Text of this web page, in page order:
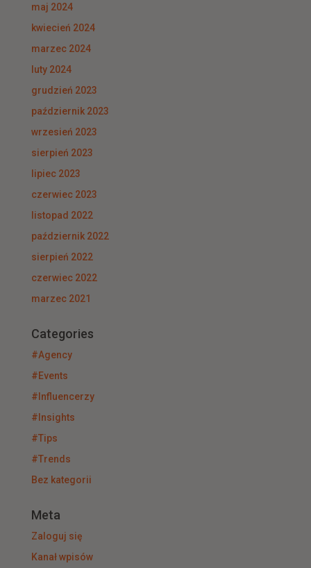
maj 2024
kwiecień 2024
marzec 2024
luty 2024
grudzień 2023
październik 2023
wrzesień 2023
sierpień 2023
lipiec 2023
czerwiec 2023
listopad 2022
październik 2022
sierpień 2022
czerwiec 2022
marzec 2021
Categories
#Agency
#Events
#Influencerzy
#Insights
#Tips
#Trends
Bez kategorii
Meta
Zaloguj się
Kanał wpisów